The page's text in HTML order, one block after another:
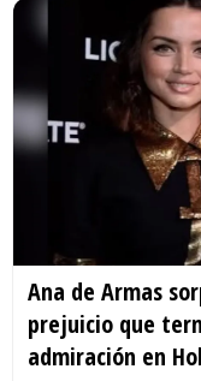
Ana de Armas
prejuicio que
admiración en